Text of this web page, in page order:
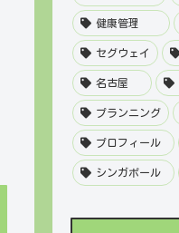
健康管理
セグウェイ
名古屋
プランニング
プロフィール
シンガポール